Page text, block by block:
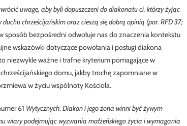
uwagę, aby byli dopuszczeni do diakonatu ci, którzy żyjąc
chrześcijańskim oraz cieszą się dobrą opinią (por. RFD 37;
bezpośredni odwołuje nas do znaczenia kontekstu
wskazówki dotyczące powołania i posługi diakona
niezwykle ważne i trafne kryterium pomagające w
domu, jakby trochę zapomniane w
w życiu wspólnoty Kościoła.
61 Wytycznych:Diakon i jego żona winni być żywym
wiary podejmując wyzwania małżeńskiego życia i wymagania